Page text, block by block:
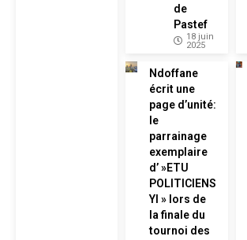
de
Pastef
18 juin
2025
Ndoffane
écrit une
page d’unité:
le
parrainage
exemplaire
d’ »ETU
POLITICIENS
YI » lors de
la finale du
tournoi des